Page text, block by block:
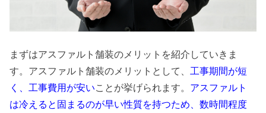
まずはアスファルト舗装のメリットを紹介していきま
す。アスファルト舗装のメリットとして、 工事期間が短
く、工事費用が安いことが挙げられます。 アスファルト
は冷えると固まるのが早い性質を持つため、数時間程度